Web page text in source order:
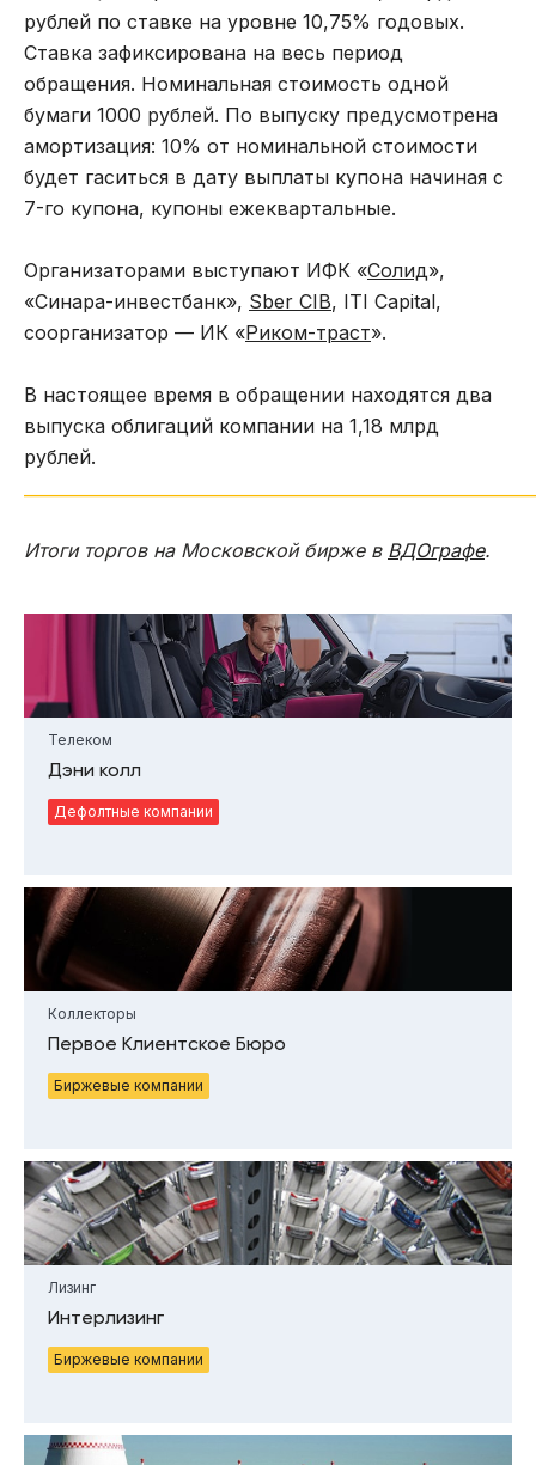
рублей по ставке на уровне 10,75% годовых.
Ставка зафиксирована на весь период
обращения. Номинальная стоимость одной
бумаги 1000 рублей. По выпуску предусмотрена
амортизация: 10% от номинальной стоимости
будет гаситься в дату выплаты купона начиная с
7-го купона, купоны ежеквартальные.
Организаторами выступают ИФК «Солид»,
«Синара-инвестбанк», Sber CIB, ITI Capital,
соорганизатор — ИК «Риком-траст».
В настоящее время в обращении находятся два
выпуска облигаций компании на 1,18 млрд
рублей.
Итоги торгов на Московской бирже в ВДОграфе.
Телеком
Дэни колл
Дефолтные компании
Коллекторы
Первое Клиентское Бюро
Биржевые компании
Лизинг
Интерлизинг
Биржевые компании